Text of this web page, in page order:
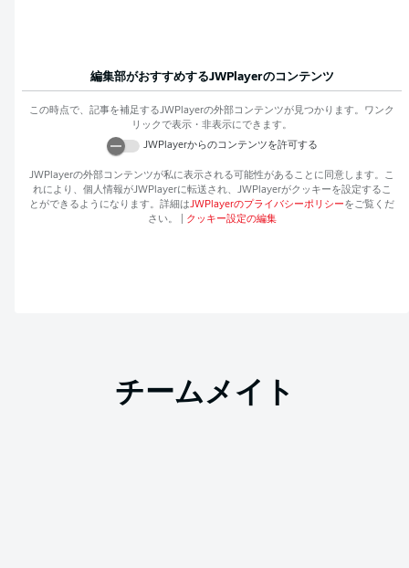
編集部がおすすめするJWPlayerのコンテンツ
この時点で、記事を補足するJWPlayerの外部コンテンツが見つかります。ワンク
リックで表示・非表示にできます。
JWPlayerからのコンテンツを許可する
JWPlayerの外部コンテンツが私に表示される可能性があることに同意します。こ
れにより、個人情報がJWPlayerに転送され、 JWPlayerがクッキーを設定するこ
とができるようになります。詳細はJWPlayerのプライバシーポリシーをご覧くだ
さい。
クッキー設定の編集
チームメイト